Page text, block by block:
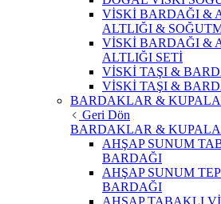
VİSKİ BARDAĞI &
ALTLIĞI &
VİSKİ BARDAĞI &
ALTLIĞI SETİ
VİSKİ TAŞI &
VİSKİ TAŞI &
BARDAKLAR &
Geri Dön
BARDAKLAR &
AHŞAP SUNUM
BARDAĞI
AHŞAP SUNUM
BARDAĞI